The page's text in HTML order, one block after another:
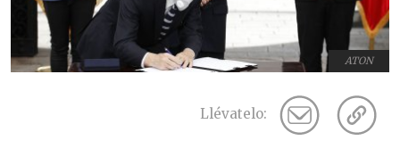
ATON
Llévatelo: